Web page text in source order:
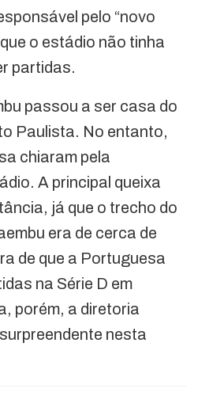
pelo “novo
o estádio não tinha
partidas.
passou a ser casa do
Paulista. No entanto,
chiaram pela
A principal queixa
já que o trecho do
era de cerca de
de que a Portuguesa
na Série D em
porém, a diretoria
nesta